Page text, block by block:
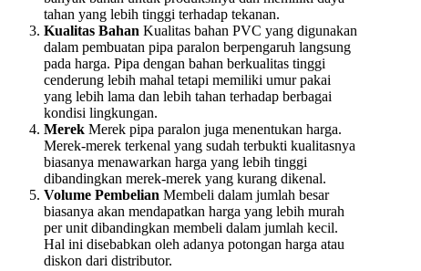
tahan yang lebih tinggi terhadap tekanan.
Kualitas Bahan Kualitas bahan PVC yang digunakan
dalam pembuatan pipa paralon berpengaruh langsung
pada harga. Pipa dengan bahan berkualitas tinggi
cenderung lebih mahal tetapi memiliki umur pakai
yang lebih lama dan lebih tahan terhadap berbagai
kondisi lingkungan.
Merek Merek pipa paralon juga menentukan harga.
Merek-merek terkenal yang sudah terbukti kualitasnya
biasanya menawarkan harga yang lebih tinggi
dibandingkan merek-merek yang kurang dikenal.
Volume Pembelian Membeli dalam jumlah besar
biasanya akan mendapatkan harga yang lebih murah
per unit dibandingkan membeli dalam jumlah kecil.
Hal ini disebabkan oleh adanya potongan harga atau
diskon dari distributor.